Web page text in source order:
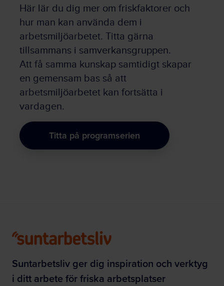
Här lär du dig mer om friskfaktorer och
hur man kan använda dem i
arbetsmiljöarbetet. Titta gärna
tillsammans i samverkansgruppen.
Att få samma kunskap samtidigt skapar
en gemensam bas så att
arbetsmiljöarbetet kan fortsätta i
vardagen.
Titta på programserien
Suntarbetsliv ger dig inspiration och verktyg
i ditt arbete för friska arbetsplatser